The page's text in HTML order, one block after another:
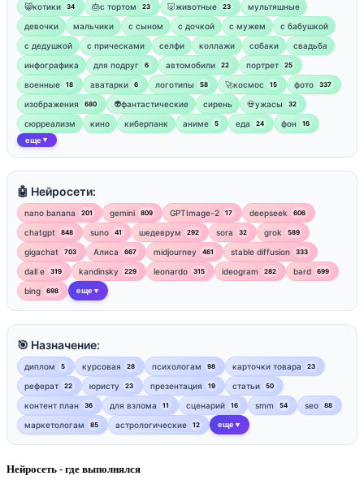
😸котики 34 🎂с тортом 23 🐷животные 23
мультяшные
девочки
мальчики с сыном с дочкой с мужем
с бабушкой
с дедушкой
с прическами селфи коллажи собаки
свадьба
инфографика
для подруг 6 автомобили 22 портрет 25
военные 18 аватарки 6 логотипы 58 🚀космос 15 фото 337
изображения 680 👽фантастические сирень 💀ужасы 32
сюрреализм кино киберпанк аниме 5 еда 24 фон 16
еще ▼
🤖 Нейросети:
nano banana 201 gemini 809 GPTImage-2 17 deepseek 606
chatgpt 848 suno 41 шедеврум 292 sora 32 grok 589
gigachat 703 Алиса 667 midjourney 461 stable diffusion 333
dall e 319 kandinsky 229 leonardo 315 ideogram 282 bard 699
bing 698 еще ▼
🎯 Назначение:
диплом 5 курсовая 28 психологам 98 карточки товара 23
реферат 22 юристу 23 презентация 19 статьи 50
контент план 36 для взлома 11 сценарий 16 smm 54 seo 88
маркетологам 85 астрологические 12 еще ▼
Нейросеть - где выполнялся